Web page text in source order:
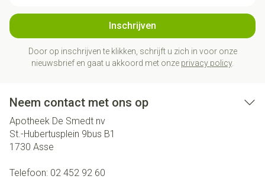
Inschrijven
Door op inschrijven te klikken, schrijft u zich in voor onze
nieuwsbrief en gaat u akkoord met onze privacy policy.
Neem contact met ons op
Apotheek De Smedt nv
St.-Hubertusplein 9bus B1
1730 Asse
Telefoon: 02 452 92 60